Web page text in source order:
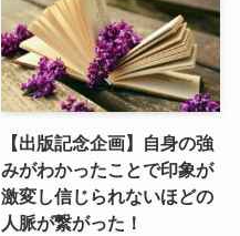
【出版記念企画】自身の強
みがわかったことで印象が
激変し信じられないほどの
人脈が繋がった！